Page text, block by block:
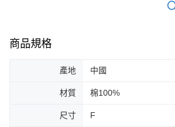
商品規格
產地 中國
材質 棉100%
尺寸 F